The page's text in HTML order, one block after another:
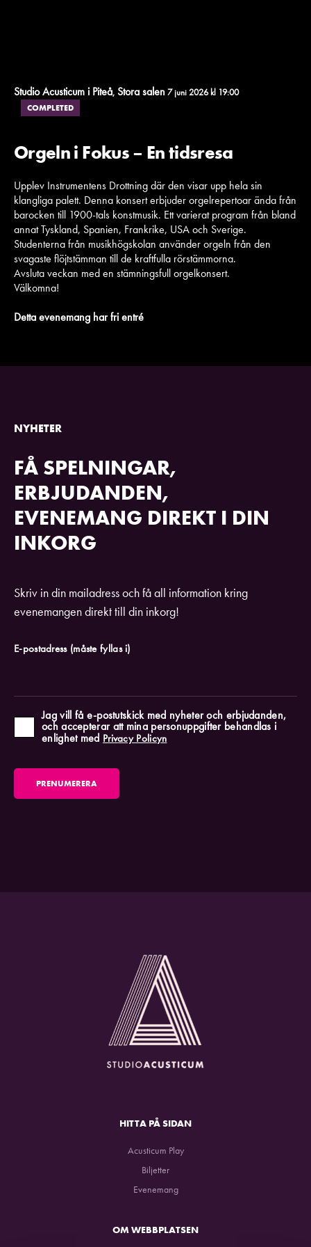
Studio Acusticum i Piteå, Stora salen7 juni 2026 kl 19:00
COMPLETED
Orgeln i Fokus – En tidsresa
Upplev Instrumentens Drottning där den visar upp hela sin
klangliga palett. Denna konsert erbjuder orgelrepertoar ända från
barocken till 1900-tals konstmusik. Ett varierat program från bland
annat Tyskland, Spanien, Frankrike, USA och Sverige.
Studenterna från musikhögskolan använder orgeln från den
svagaste flöjtstämman till de kraftfulla rörstämmorna.
Avsluta veckan med en stämningsfull orgelkonsert.
Välkomna!
Detta evenemang har fri entré
NYHETER
FÅ SPELNINGAR,
ERBJUDANDEN,
EVENEMANG DIREKT I DIN
INKORG
Skriv in din mailadress och få all information kring
evenemangen direkt till din inkorg!
E-postadress (måste fyllas i)
Jag vill få e-postutskick med nyheter och erbjudanden,
och accepterar att mina personuppgifter behandlas i
enlighet med Privacy Policyn
PRENUMERERA
HITTA PÅ SIDAN
Acusticum Play
Biljetter
Evenemang
OM WEBBPLATSEN